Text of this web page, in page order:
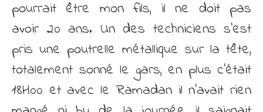
pourrait être mon fils, il ne doit pas
avoir 20 ans. Un des techniciens s’est
pris une poutrelle métallique sur la tête,
totalement sonné le gars, en plus c’était
18H00 et avec le Ramadan il n’avait rien